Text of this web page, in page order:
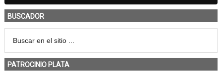
BUSCADOR
PATROCINIO PLATA